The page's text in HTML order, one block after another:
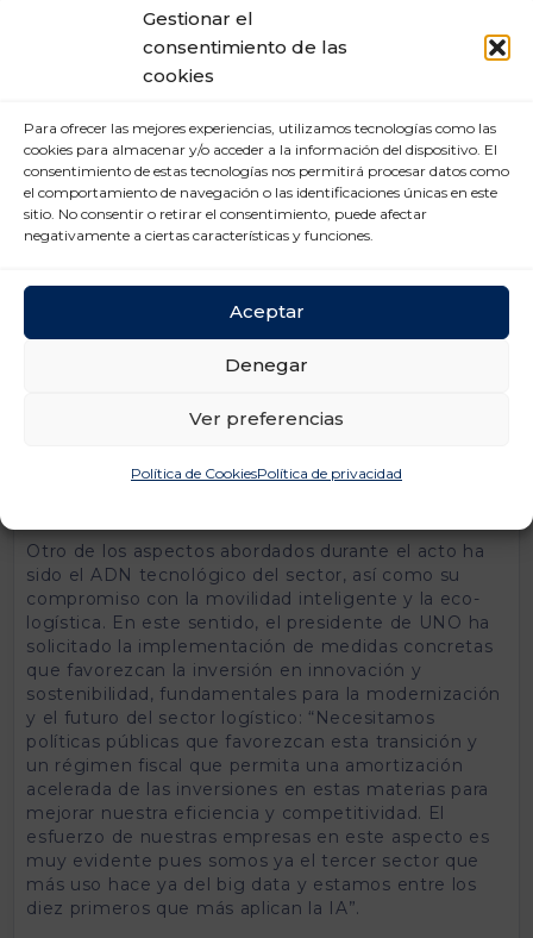
Gestionar el
consentimiento de las
cookies
Para ofrecer las mejores experiencias, utilizamos tecnologías como las
cookies para almacenar y/o acceder a la información del dispositivo. El
consentimiento de estas tecnologías nos permitirá procesar datos como
el comportamiento de navegación o las identificaciones únicas en este
sitio. No consentir o retirar el consentimiento, puede afectar
negativamente a ciertas características y funciones.
Aceptar
Denegar
Ver preferencias
Política de CookiesPolítica de privacidad
internacional, Aranda ha subrayado la importancia de
aprovechar la posición geoestratégica de España
como centro de conexión de Europa, Asia y África
con Latinoamérica y Estados Unidos. “Es necesario
comercial del Gobierno, promocionando nuestra
aquí sus grandes tráficos intercontinentales”, ha
Otro de los aspectos abordados durante el acto ha
sido el ADN tecnológico del sector, así como su
compromiso con la movilidad inteligente y la eco-
logística. En este sentido, el presidente de UNO ha
solicitado la implementación de medidas concretas
que favorezcan la inversión en innovación y
sostenibilidad, fundamentales para la modernización
y el futuro del sector logístico: “Necesitamos
políticas públicas que favorezcan esta transición y
un régimen fiscal que permita una amortización
acelerada de las inversiones en estas materias para
mejorar nuestra eficiencia y competitividad. El
esfuerzo de nuestras empresas en este aspecto es
muy evidente pues somos ya el tercer sector que
más uso hace ya del big data y estamos entre los
diez primeros que más aplican la IA”.